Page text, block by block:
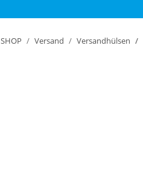
SHOP Versand Versandhülsen